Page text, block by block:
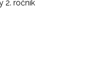
2. ročník